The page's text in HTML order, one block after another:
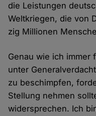
die Leistungen
Weltkriegen, die von
zig Millionen
Genau wie ich immer
unter
zu beschimpfen,
Stellung nehmen
widersprechen. Ich